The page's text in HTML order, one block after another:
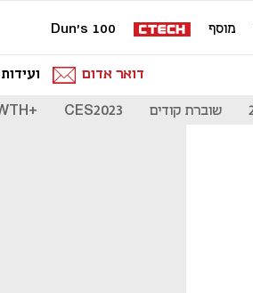
מוסף Dun's 100
דואר אדום ועידות
שוברת קודים CES2023
+GROWTH